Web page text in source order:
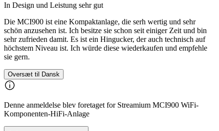
In Design und Leistung sehr gut
Die MCI900 ist eine Kompaktanlage, die serh wertig und sehr
schön anzusehen ist. Ich besitze sie schon seit einiger Zeit und bin
sehr zufrieden damit. Es ist ein Hingucker, der auch technisch auf
höchstem Niveau ist. Ich würde diese wiederkaufen und empfehle
sie gern.
Oversæt til Dansk
Denne anmeldelse blev foretaget for Streamium MCI900 WiFi-
Komponenten-HiFi-Anlage